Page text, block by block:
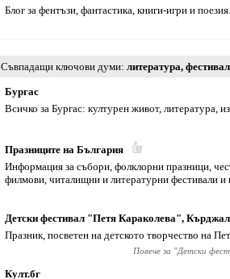
Блог за фентъзи, фантастика, книги-игри и поезия.
Съвпадащи ключови думи литература,
Бургас
Всичко за Бургас: културен живот, литература,
Празниците на България
Информация за събори, фолклорни празници,
филмови, читалищни и литературни фестивали и
Детски фестивал "Петя Караколева",
Празник, посветен на детското творчество на
Повече за "Детски
Култ.бг